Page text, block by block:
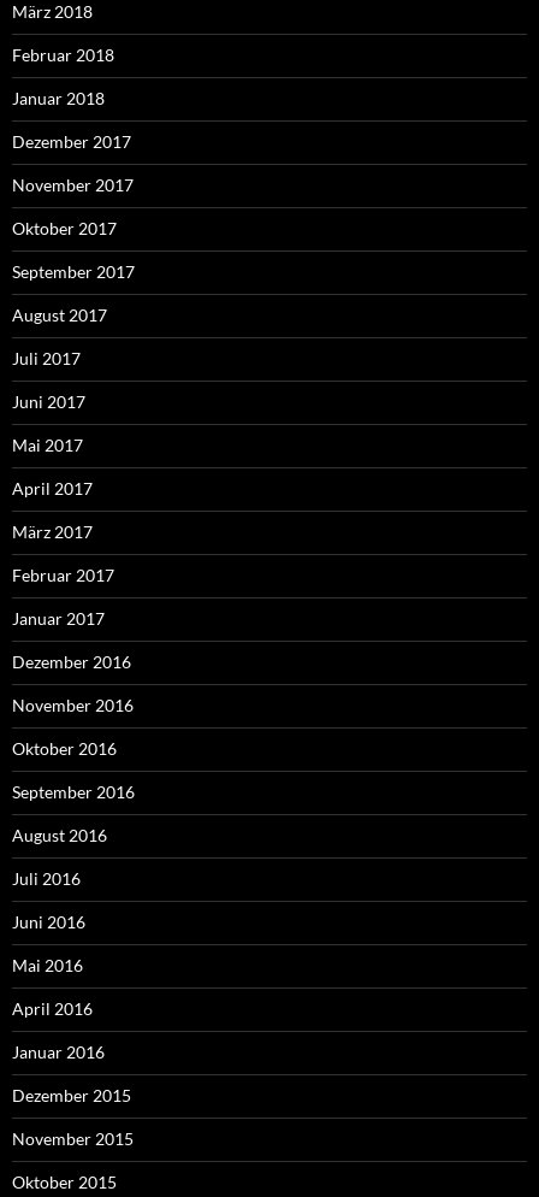
März 2018
Februar 2018
Januar 2018
Dezember 2017
November 2017
Oktober 2017
September 2017
August 2017
Juli 2017
Juni 2017
Mai 2017
April 2017
März 2017
Februar 2017
Januar 2017
Dezember 2016
November 2016
Oktober 2016
September 2016
August 2016
Juli 2016
Juni 2016
Mai 2016
April 2016
Januar 2016
Dezember 2015
November 2015
Oktober 2015